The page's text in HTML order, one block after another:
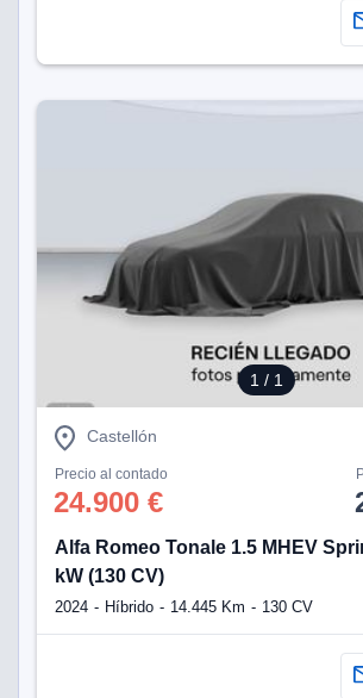
1 / 1
Castellón
Precio al contado
24.900 €
Alfa Romeo Tonale 1.5 MHEV
kW (130 CV)
2024 Híbrido 14.445 Km 130 CV